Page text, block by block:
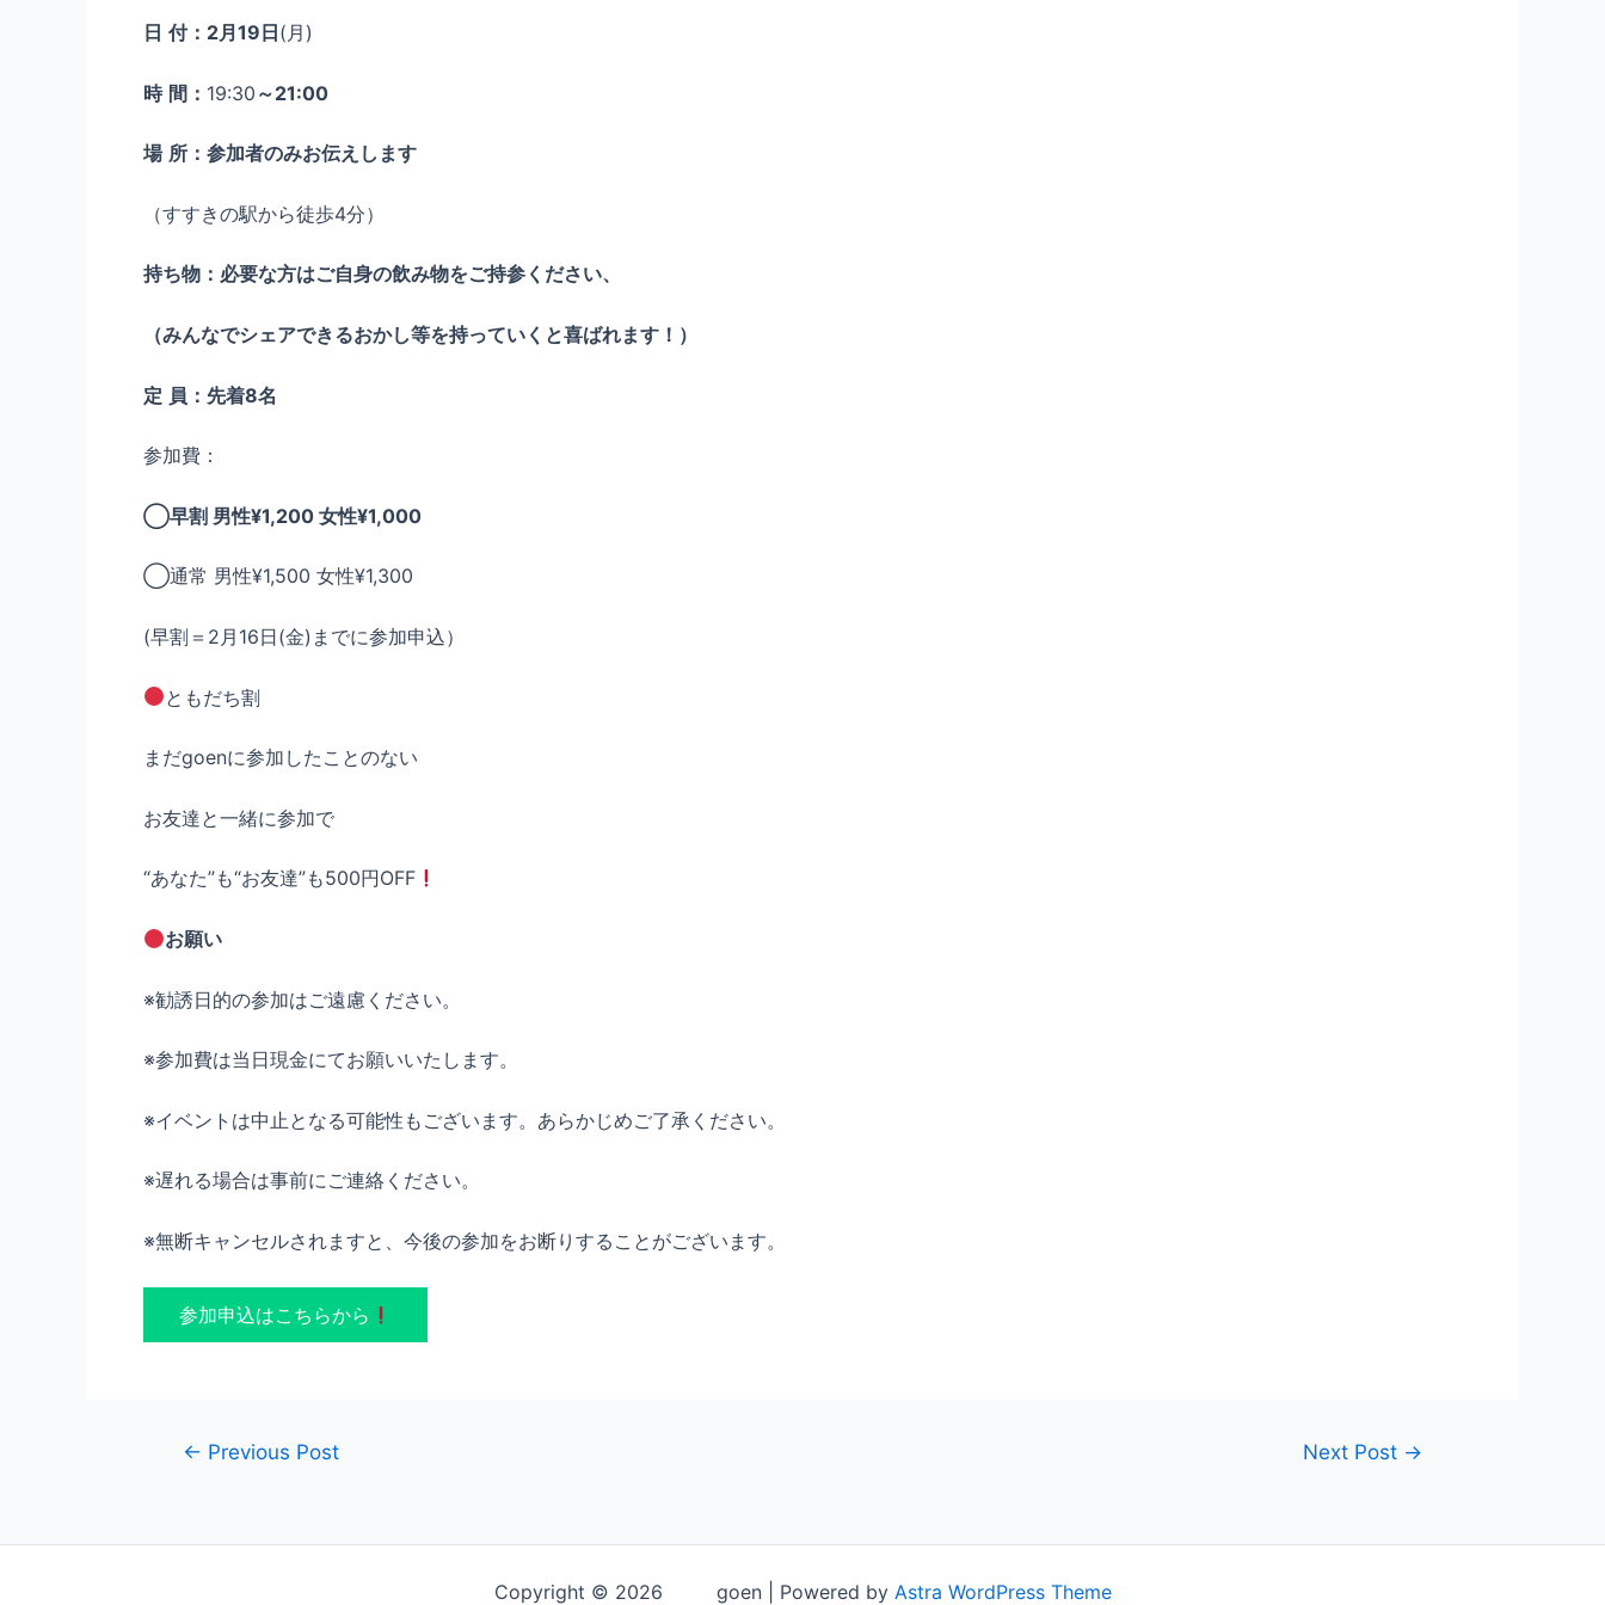
日 付：2月19日(月)
時 間： 19:30 ～21:00
場 所：参加者のみお伝えします
（すすきの駅から徒歩4分）
持ち物：必要な方はご自身の飲み物をご持参ください、
（みんなでシェアできるおかし等を持っていくと喜ばれます！）
定 員：先着8名
参加費：
◯早割 男性¥1,200 女性¥1,000
◯通常 男性¥1,500 女性¥1,300
(早割＝2月16日(金)までに参加申込）
ともだち割
まだgoenに参加したことのない
お友達と一緒に参加で
“あなた”も“お友達”も500円OFF
お願い
※勧誘日的の参加はご遠慮ください。
※参加費は当日現金にてお願いいたします。
※イベントは中止となる可能性もございます。あらかじめご了承ください。
※遅れる場合は事前にご連絡ください。
※無断キャンセルされますと、今後の参加をお断りすることがございます。
参加申込はこちらから
Post← Previous Post Next Post →
Copyright © 2026 goen | Powered by Astra WordPress Theme